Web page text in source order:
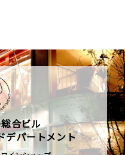
合ビル
デパートメント